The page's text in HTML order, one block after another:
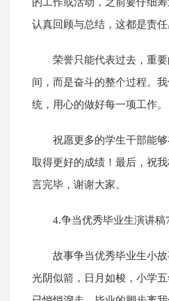
认真回顾与总结，这都是责任
荣誉只能代表过去，重
间，而是奋斗的整个过程。
统，用心的做好每一项工作。
祝愿更多的学生干部能
取得更好的成绩！最后，祝
言完毕，谢谢大家。
4.争当优秀毕业生演讲稿
故事争当优秀毕业生小
光阴似箭，日月如梭，小学